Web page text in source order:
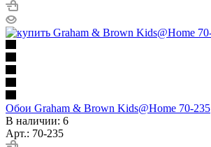
Обои Graham & Brown Kids@Home 70-235
В наличии: 6
Арт.: 70-235